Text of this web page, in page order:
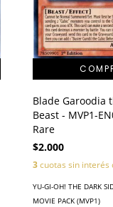
Blade Garoodia
Beast - MVP1-
Rare
$2.000
3cuotas sin
YU-GI-OH! THE DARK
MOVIE PACK (MVP1)